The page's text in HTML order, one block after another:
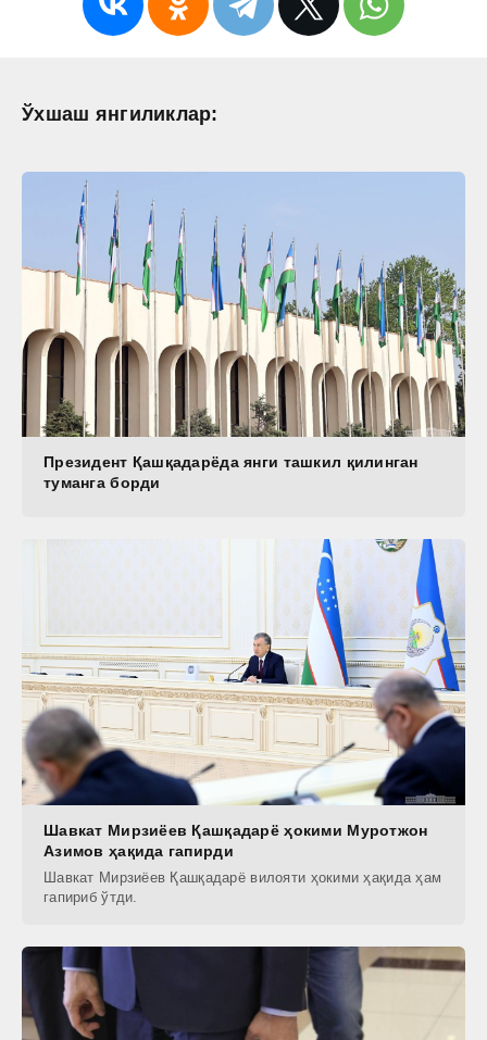
Ўхшаш янгиликлар:
Президент Қашқадарёда янги ташкил қилинган
туманга борди
Шавкат Мирзиёев Қашқадарё ҳокими Муротжон
Азимов ҳақида гапирди
Шавкат Мирзиёев Қашқадарё вилояти ҳокими ҳақида ҳам
гапириб ўтди.